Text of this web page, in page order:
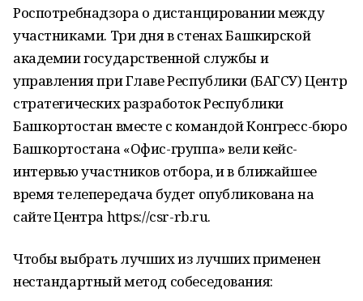
Роспотребнадзора о дистанцировании между
участниками. Три дня в стенах Башкирской
академии государственной службы и
управления при Главе Республики (БАГСУ) Центр
стратегических разработок Республики
Башкортостан вместе с командой Конгресс-бюро
Башкортостана «Офис-группа» вели кейс-
интервью участников отбора, и в ближайшее
время телепередача будет опубликована на
сайте Центра https://csr-rb.ru.
Чтобы выбрать лучших из лучших применен
нестандартный метод собеседования: